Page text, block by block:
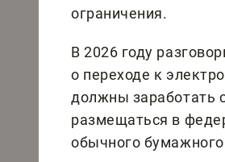
ограничения.
В 2026 году
о переходе к
должны заработать
размещаться в
обычного